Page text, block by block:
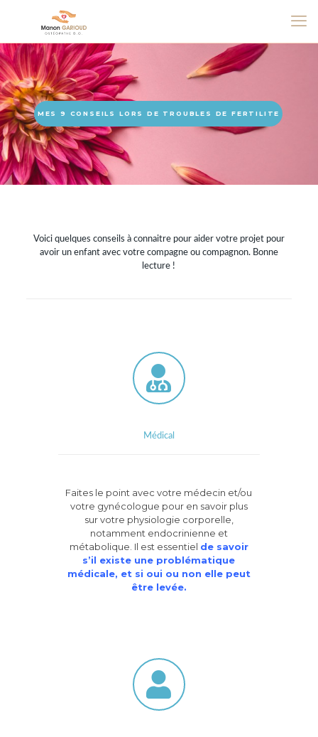
MES 9 CONSEILS LORS DE TROUBLES DE FERTILITE
Voici quelques conseils à connaitre pour aider votre projet pour
avoir un enfant avec votre compagne ou compagnon. Bonne
lecture !
Médical
Faites le point avec votre médecin et/ou
votre gynécologue pour en savoir plus
sur votre physiologie corporelle,
notamment endocrinienne et
métabolique. Il est essentiel de savoir
s’il existe une problématique
médicale, et si oui ou non elle peut
être levée.